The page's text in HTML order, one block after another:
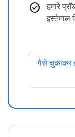
check_circle हमारे
इस्तेमाल
पैसे चुकाकर